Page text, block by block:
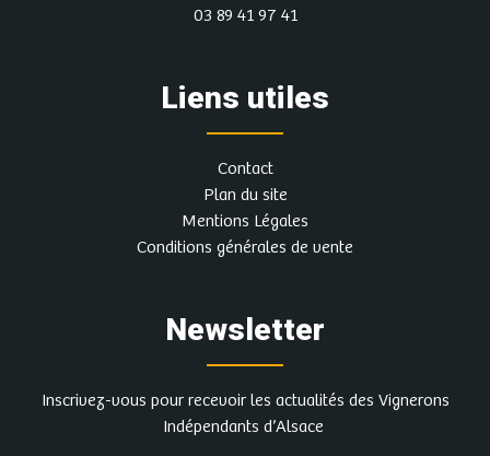
03 89 41 97 41
Liens utiles
Contact
Plan du site
Mentions Légales
Conditions générales de vente
Newsletter
Inscrivez-vous pour recevoir les actualités des Vignerons
Indépendants d’Alsace